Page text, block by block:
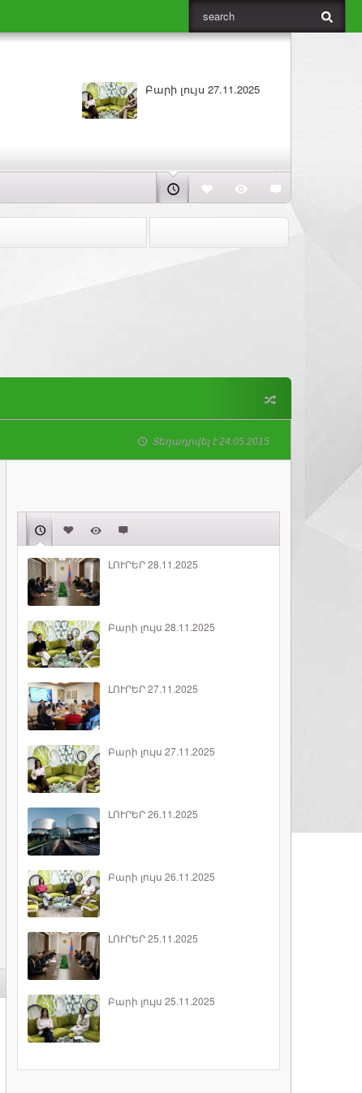
ԼՈՒՐԵՐ 26.11.2025
Տեղադրվել է 24.05.2015
ԼՈՒՐԵՐ 28.11.2025
Բարի լույս 28.11.2025
ԼՈՒՐԵՐ 27.11.2025
Բարի լույս 27.11.2025
ԼՈՒՐԵՐ 26.11.2025
Բարի լույս 26.11.2025
ԼՈՒՐԵՐ 25.11.2025
Բարի լույս 25.11.2025